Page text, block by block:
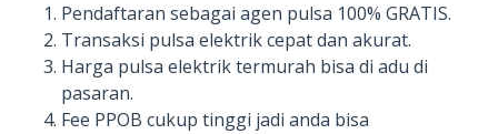
Pendaftaran sebagai agen pulsa 100% GRATIS.
Transaksi pulsa elektrik cepat dan akurat.
Harga pulsa elektrik termurah bisa di adu di
pasaran.
Fee PPOB cukup tinggi jadi anda bisa